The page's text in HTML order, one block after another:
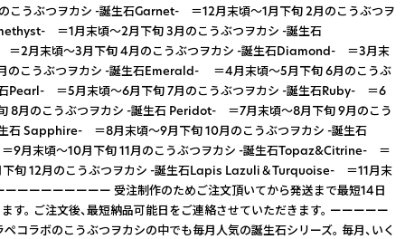
こうぶつヲカシ -誕生石Garnet- ＝12月末頃～1月下旬 2月のこうぶつヲ
＝1月末頃～2月下旬 3月のこうぶつヲカシ -誕生石
2月末頃～3月下旬 4月のこうぶつヲカシ -誕生石Diamond- ＝3月末
のこうぶつヲカシ -誕生石Emerald- ＝4月末頃～5月下旬 6月のこうぶ
Pearl- ＝5月末頃～6月下旬 7月のこうぶつヲカシ -誕生石Ruby- ＝6
8月のこうぶつヲカシ -誕生石 Peridot- ＝7月末頃～8月下旬 9月のこう
石 Sapphire- ＝8月末頃～9月下旬 10月のこうぶつヲカシ -誕生石
月末頃～10月下旬 11月のこうぶつヲカシ -誕生石Topaz&Citrine- ＝
下旬 12月のこうぶつヲカシ -誕生石Lapis Lazuli＆Turquoise- ＝11月末
ーーーーーーーーー 受注制作のためご注文頂いてから発送まで最短14日
す。 ご注文後、最短納品可能日をご連絡させていただきます。 ーーーーー
コラボのこうぶつヲカシの中でも毎月人気の誕生石シリーズ。 毎月、いく